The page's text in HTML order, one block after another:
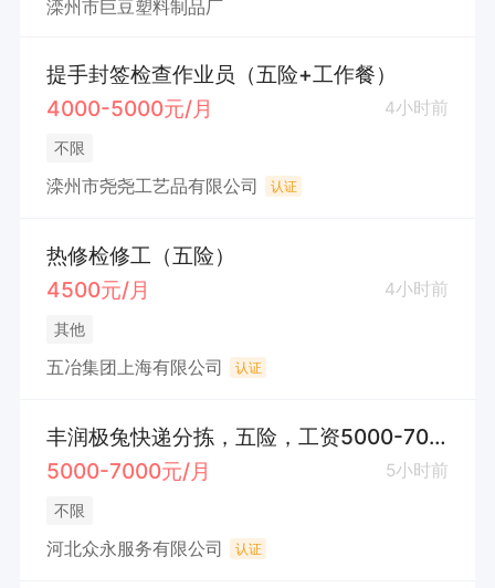
滦州市巨豆塑料制品厂
提手封签检查作业员（五险+工作餐）
4000-5000元/月
4小时前
不限
滦州市尧尧工艺品有限公司 认证
热修检修工（五险）
4500元/月
4小时前
其他
五冶集团上海有限公司 认证
丰润极兔快递分拣，五险，工资5000-7000
5000-7000元/月
5小时前
不限
河北众永服务有限公司 认证